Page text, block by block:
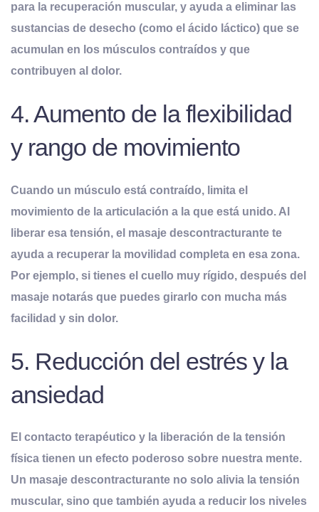
para la recuperación muscular, y ayuda a eliminar las
sustancias de desecho (como el ácido láctico) que se
acumulan en los músculos contraídos y que
contribuyen al dolor.
4. Aumento de la flexibilidad
y rango de movimiento
Cuando un músculo está contraído, limita el
movimiento de la articulación a la que está unido. Al
liberar esa tensión, el masaje descontracturante te
ayuda a recuperar la movilidad completa en esa zona.
Por ejemplo, si tienes el cuello muy rígido, después del
masaje notarás que puedes girarlo con mucha más
facilidad y sin dolor.
5. Reducción del estrés y la
ansiedad
El contacto terapéutico y la liberación de la tensión
física tienen un efecto poderoso sobre nuestra mente.
Un masaje descontracturante no solo alivia la tensión
muscular, sino que también ayuda a reducir los niveles